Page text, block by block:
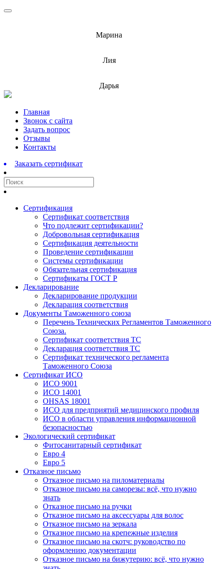
Марина
Лия
Дарья
Перейти
содержимому
Главная
Звонок с сайта
Задать вопрос
Отзывы
Контакты
Заказать сертификат
Сертификация
Сертификат соответствия
Что подлежит сертификации?
Добровольная сертификация
Сертификация деятельности
Проведение сертификации
Системы сертификации
Обязательная сертификация
Сертификаты ГОСТ Р
Декларирование
Декларирование продукции
Декларация соответствия
Документы Таможенного союза
Перечень Технических Регламентов Таможенного
Союза.
Сертификат соответствия ТС
Декларация соответствия ТС
Сертификат технического регламента
Таможенного Союза
Сертификат ИСО
ИСО 9001
ИСО 14001
OHSAS 18001
ИСО для предприятий медицинского профиля
ИСО в области управления информационной
безопасностью
Экологический сертификат
Фитосанитарный сертификат
Евро 4
Евро 5
Отказное письмо
Отказное письмо на пиломатериалы
Отказное письмо на саморезы: всё, что нужно
знать
Отказное письмо на ручки
Отказное письмо на аксессуары для волос
Отказное письмо на зеркала
Отказное письмо на крепежные изделия
Отказное письмо на скотч: руководство по
оформлению документации
Отказное письмо на бижутерию: всё, что нужно